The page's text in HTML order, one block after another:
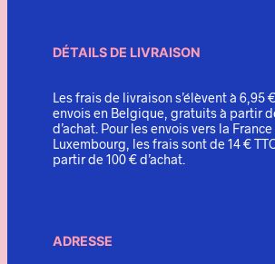
DÉTAILS DE LIVRAISON
Les frais de livraison s’élèvent à 6,95
envois en Belgique, gratuits à partir
d’achat. Pour les envois vers la
Luxembourg, les frais sont de 14 €
partir de 100 € d’achat.
ADRESSE